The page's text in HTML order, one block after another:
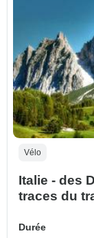
Vélo
Italie - des
traces du
Durée